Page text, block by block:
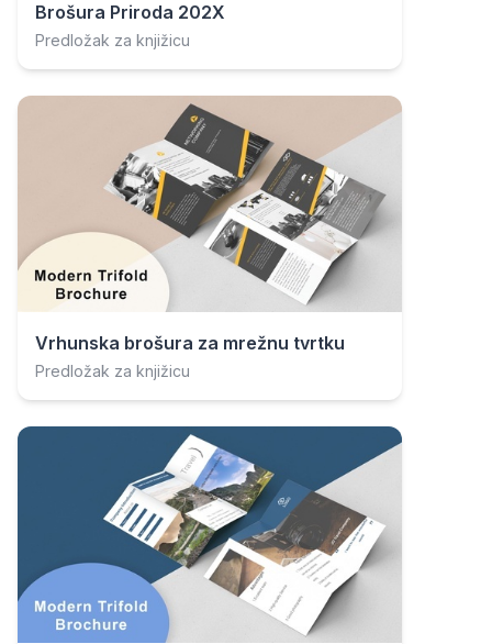
Brošura Priroda 202X
Predložak za knjižicu
Vrhunska brošura za mrežnu tvrtku
Predložak za knjižicu